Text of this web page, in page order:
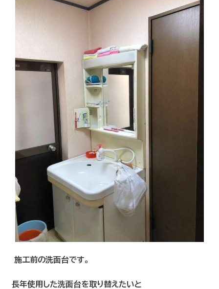
施工前の洗面台です。
長年使用した洗面台を取り替えたいと